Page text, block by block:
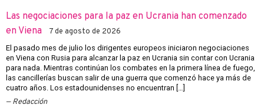
Las negociaciones para la paz en Ucrania han comenzado
en Viena
7 de agosto de 2026
El pasado mes de julio los dirigentes europeos iniciaron negociaciones
en Viena con Rusia para alcanzar la paz en Ucrania sin contar con Ucrania
para nada. Mientras continúan los combates en la primera línea de fuego,
las cancillerías buscan salir de una guerra que comenzó hace ya más de
cuatro años. Los estadounidenses no encuentran […]
Redacción